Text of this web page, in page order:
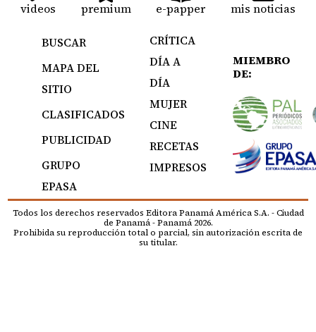
videos premium e-papper mis noticias
BUSCAR
MAPA DEL
SITIO
CLASIFICADOS
PUBLICIDAD
GRUPO
EPASA
CRÍTICA
DÍA A
DÍA
MUJER
CINE
RECETAS
IMPRESOS
MIEMBRO
DE:
Todos los derechos reservados Editora Panamá América S.A. - Ciudad
de Panamá - Panamá 2026.
Prohibida su reproducción total o parcial, sin autorización escrita de
su titular.